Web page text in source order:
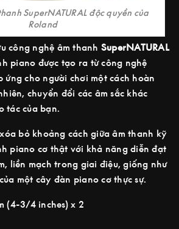
SuperNATURAL độc quyền của
Roland
công nghệ âm thanh SuperNATURAL
piano được tạo ra từ công nghệ
ứng cho người chơi một cách hoàn
chuyển đổi các âm sắc khác
tác của bạn.
bỏ khoảng cách giữa âm thanh kỹ
piano cơ thật với khả năng diễn đạt
liền mạch trong giai điệu, giống như
một cây đàn piano cơ thực sự.
(4-3/4 inches) x 2